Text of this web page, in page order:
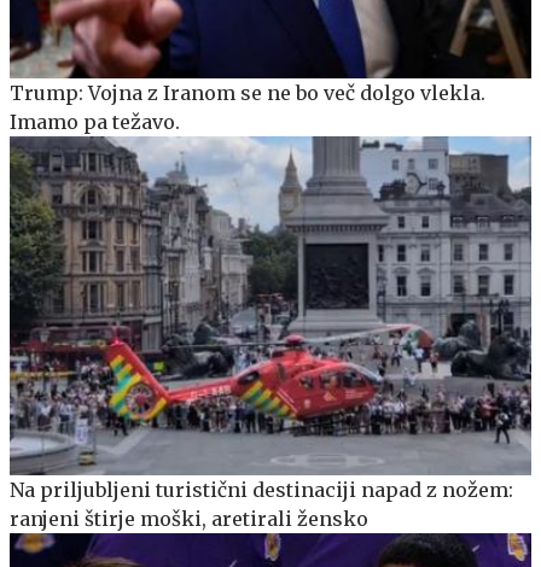
Trump: Vojna z Iranom se ne bo več dolgo vlekla.
Imamo pa težavo.
Na priljubljeni turistični destinaciji napad z nožem:
ranjeni štirje moški, aretirali žensko